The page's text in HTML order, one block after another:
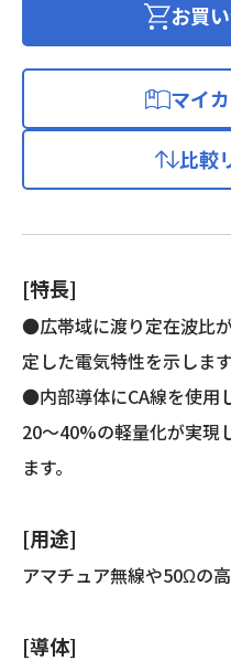
絶
D
ケ
ー
ブ
ル
個
お買
マイ
比較
[特長]
●広帯域に渡り定在波比
定した電気特性を示します
●内部導体にCA線を使用
20～40%の軽量化が実現
ます。
[用途]
アマチュア無線や50Ωの
[導体]